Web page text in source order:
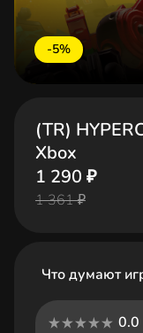
-5%
(TR)
Xbox
1 290 ₽
1 361 ₽
Что думают
0.0